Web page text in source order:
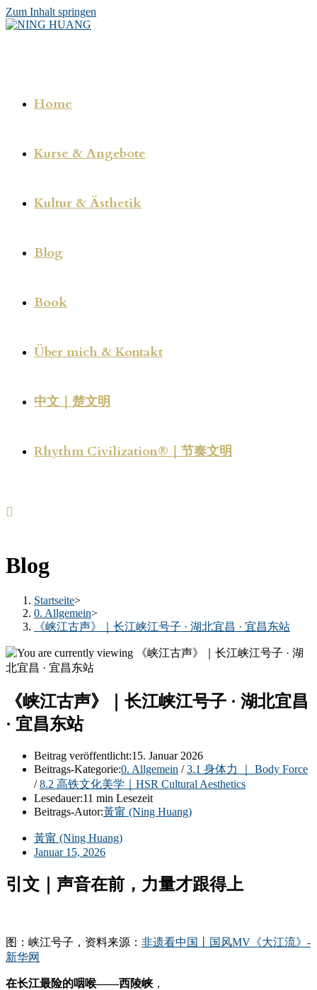
Zum Inhalt springen
Home
Kurse & Angebote
Kultur & Ästhetik
Blog
Book
Über mich & Kontakt
中文｜楚文明
Rhythm Civilization®｜节奏文明
Blog
Startseite>
0. Allgemein>
《峡江古声》｜长江峡江号子 · 湖北宜昌 · 宜昌东站
《峡江古声》｜长江峡江号子 · 湖北宜昌
· 宜昌东站
Beitrag veröffentlicht:15. Januar 2026
Beitrags-Kategorie:0. Allgemein / 3.1 身体力 ｜ Body Force
/ 8.2 高铁文化美学｜HSR Cultural Aesthetics
Lesedauer:11 min Lesezeit
Beitrags-Autor:黃甯 (Ning Huang)
黃甯 (Ning Huang)
Januar 15, 2026
引文｜声音在前，力量才跟得上
图：峡江号子，资料来源： 非遗看中国丨国风MV《大江流》-
新华网
在长江最险的咽喉——西陵峡 ，